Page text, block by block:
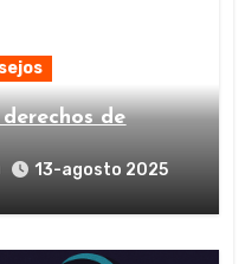
de
13-agosto 2025